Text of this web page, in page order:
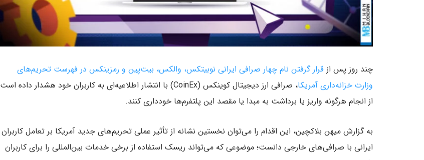
چند روز پس از قرار گرفتن نام چهار صرافی ایرانی نوبیتکس، والکس، بیت‌پین و رمزینکس در فهرست تحریم‌های
وزارت خزانه‌داری آمریکا
، صرافی ارز دیجیتال کوینکس (CoinEx) با انتشار اطلاعیه‌ای به کاربران خود هشدار داده است
از انجام هرگونه واریز یا برداشت به مبدا یا مقصد این پلتفرم‌ها خودداری کنند.
به گزارش میهن بلاکچین، این اقدام را می‌توان نخستین نشانه از تأثیر عملی تحریم‌های جدید آمریکا بر تعامل کاربران
ایرانی با صرافی‌های خارجی دانست؛ موضوعی که می‌تواند ریسک استفاده از برخی خدمات بین‌المللی را برای کاربران